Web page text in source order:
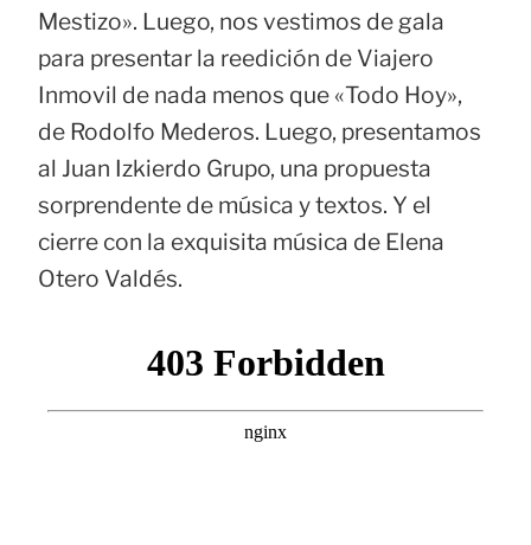
Mestizo». Luego, nos vestimos de gala
para presentar la reedición de Viajero
Inmovil de nada menos que «Todo Hoy»,
de Rodolfo Mederos. Luego, presentamos
al Juan Izkierdo Grupo, una propuesta
sorprendente de música y textos. Y el
cierre con la exquisita música de Elena
Otero Valdés.